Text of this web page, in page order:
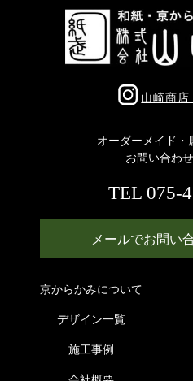
山崎商店
オーダーメイド
お問い合わ
TEL 075-
メールでお問い
京からかみについて
デザイン一覧
施工事例